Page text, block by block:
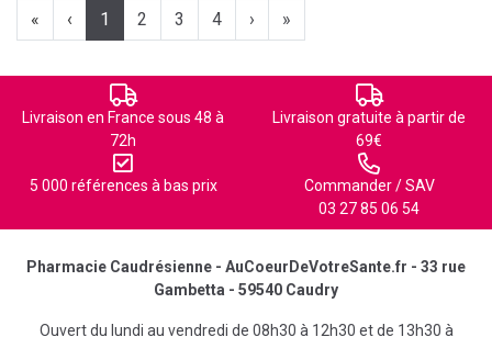
« ‹ 1 2 3 4 › »
Livraison en France sous 48 à
72h
Livraison gratuite à partir de
69€
5 000 références à bas prix
Commander / SAV
03 27 85 06 54
Pharmacie Caudrésienne - AuCoeurDeVotreSante.fr - 33 rue
Gambetta - 59540 Caudry
Ouvert du lundi au vendredi de 08h30 à 12h30 et de 13h30 à